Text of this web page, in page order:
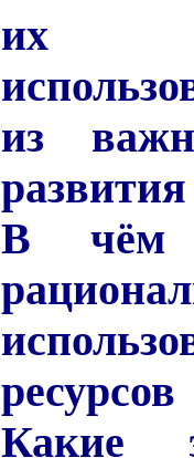
их
из
В чём
Какие